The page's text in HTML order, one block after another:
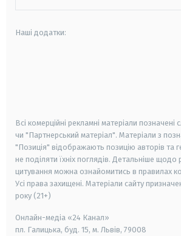
Наші додатки:
Всі комерційні рекламні матеріали
чи "Партнерський матеріал". Матеріали з
"Позиція" відображають позицію авторів та
не поділяти їхніх поглядів. Детальніше щодо
цитування можна ознайомитись в правилах
Усі права захищені. Матеріали сайту
року (21+)
Онлайн-медіа «24 Канал»
пл. Галицька, буд. 15, м. Львів, 79008